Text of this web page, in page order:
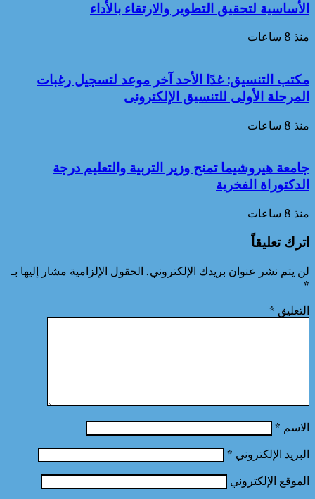
الأساسية لتحقيق التطوير والارتقاء بالأداء
منذ 8 ساعات
مكتب التنسيق: غدًا الأحد آخر موعد لتسجيل رغبات
المرحلة الأولى للتنسيق الإلكترونى
منذ 8 ساعات
جامعة هيروشيما تمنح وزير التربية والتعليم درجة
الدكتوراة الفخرية
منذ 8 ساعات
اترك تعليقاً
لن يتم نشر عنوان بريدك الإلكتروني. الحقول الإلزامية مشار إليها بـ
*
التعليق *
الاسم *
البريد الإلكتروني *
الموقع الإلكتروني